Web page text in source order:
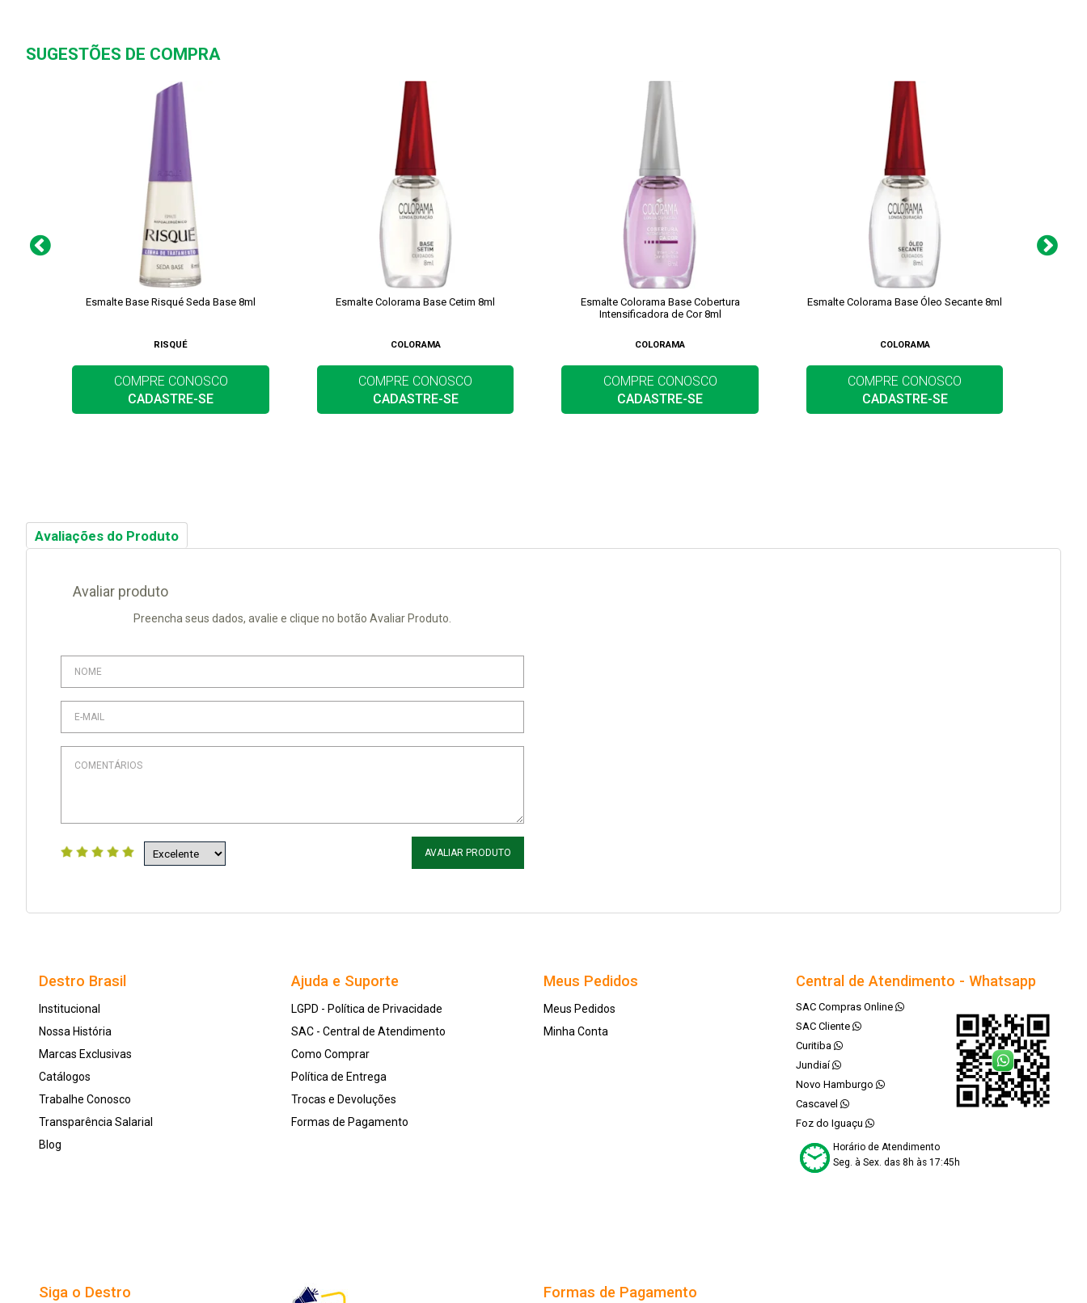
SUGESTÕES DE COMPRA
Esmalte Base Risqué Seda Base 8ml
RISQUÉ
COMPRE CONOSCO
CADASTRE-SE
Esmalte Colorama Base Cetim 8ml
COLORAMA
COMPRE CONOSCO
CADASTRE-SE
Esmalte Colorama Base Cobertura
Intensificadora de Cor 8ml
COLORAMA
COMPRE CONOSCO
CADASTRE-SE
Esmalte Colorama Base Óleo Secante 8ml
COLORAMA
COMPRE CONOSCO
CADASTRE-SE
Avaliações do Produto
Avaliar produto
Preencha seus dados, avalie e clique no botão Avaliar Produto.
AVALIAR PRODUTO
Destro Brasil
Institucional
Nossa História
Marcas Exclusivas
Catálogos
Trabalhe Conosco
Transparência Salarial
Blog
Ajuda e Suporte
LGPD - Política de Privacidade
SAC - Central de Atendimento
Como Comprar
Política de Entrega
Trocas e Devoluções
Formas de Pagamento
Meus Pedidos
Meus Pedidos
Minha Conta
Central de Atendimento - Whatsapp
SAC Compras Online
SAC Cliente
Curitiba
Jundiaí
Novo Hamburgo
Cascavel
Foz do Iguaçu
Horário de Atendimento
Seg. à Sex. das 8h às 17:45h
Siga o Destro Formas de Pagamento